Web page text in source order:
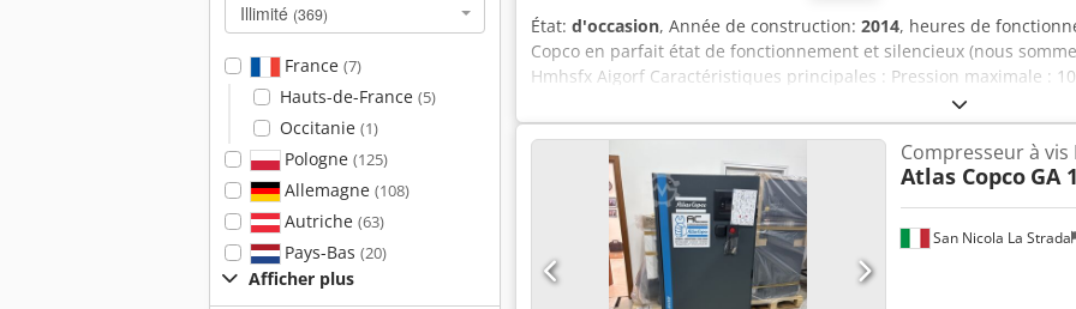
Illimité (369)
France (7)
Hauts-de-France (5)
Occitanie (1)
Pologne (125)
Allemagne (108)
Autriche (63)
Pays-Bas (20)
Afficher plus
État: d'occasion, Année de construction: 2014, heures de
Copco en parfait état de fonctionnement et silencieux (nous
Hmhsfx Aigorf Caractéristiques principales : Pression maximale :
San Nicola La Strada
Compresseur à
Atlas Copco GA